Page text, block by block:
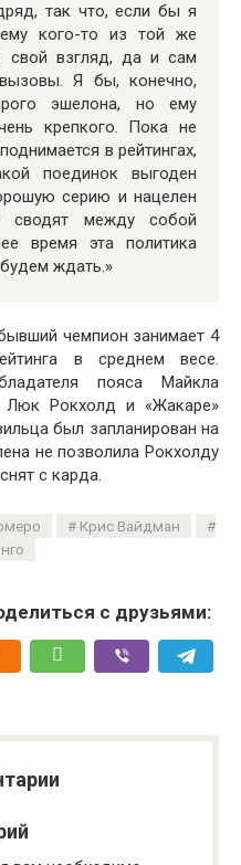
так что, если бы я
кого-то из той же
свой взгляд, да и сам
Я бы, конечно,
эшелона, но ему
крепкого. Пока не
в рейтингах,
поединок выгоден
серию и нацелен
сводят между собой
время эта политика
ждать.»
чемпион занимает 4
в среднем весе.
пояса Майкла
Люк Рокхолд и «Жакаре»
был запланирован на
не позволила Рокхолду
с карда.
Крис Вайдман
с друзьями: